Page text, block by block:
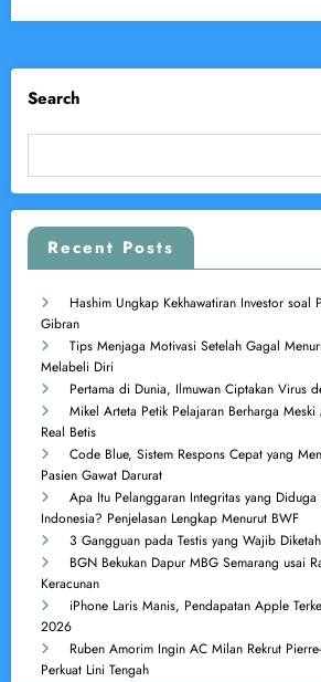
Search
Recent Posts
Hashim Ungkap Kekhawatiran Investor soal
Gibran
Tips Menjaga Motivasi Setelah Gagal
Melabeli Diri
Pertama di Dunia, Ilmuwan Ciptakan Virus
Mikel Arteta Petik Pelajaran Berharga
Real Betis
Code Blue, Sistem Respons Cepat yang
Pasien Gawat Darurat
Apa Itu Pelanggaran Integritas yang Diduga
Indonesia? Penjelasan Lengkap Menurut BWF
3 Gangguan pada Testis yang Wajib
BGN Bekukan Dapur MBG Semarang usai
Keracunan
iPhone Laris Manis, Pendapatan Apple
2026
Ruben Amorim Ingin AC Milan Rekrut
Perkuat Lini Tengah